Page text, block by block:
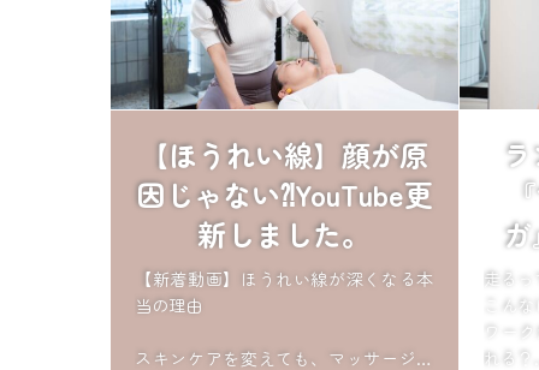
【ほうれい線】顔が原
因じゃない⁈YouTube更
新しました。
【新着動画】ほうれい線が深くなる本
当の理由
スキンケアを変えても、マッサージを
走るっ
こん
ワー
れる？